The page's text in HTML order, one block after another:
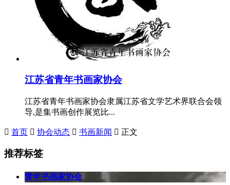
江苏省青年书画家协会
江苏省青年书画家协会隶属江苏省文学艺术界联合会领
导,是集书画创作展览比...
 首页  协会动态  书画新闻  正文
推荐标签
青年书画家协会